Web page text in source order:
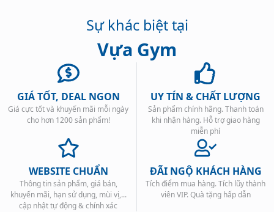
Sự khác biệt tại
Vựa Gym
GIÁ TỐT, DEAL NGON
Giá cực tốt và khuyến mãi mỗi ngày
cho hơn 1200 sản phẩm!
UY TÍN & CHẤT LƯỢNG
Sản phẩm chính hãng. Thanh toán
khi nhận hàng. Hỗ trợ giao hàng
miễn phí
WEBSITE CHUẨN
Thông tin sản phẩm, giá bán,
khuyến mãi, hạn sử dụng, mùi vị,...
cập nhật tự động & chính xác
ĐÃI NGỘ KHÁCH HÀNG
Tích điểm mua hàng. Tích lũy thành
viên VIP. Quà tặng hấp dẫn